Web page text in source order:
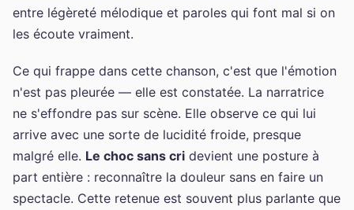
entre légèreté mélodique et paroles qui font mal si on
les écoute vraiment.
Ce qui frappe dans cette chanson, c'est que l'émotion
n'est pas pleurée — elle est constatée. La narratrice
ne s'effondre pas sur scène. Elle observe ce qui lui
arrive avec une sorte de lucidité froide, presque
malgré elle. Le choc sans cri devient une posture à
part entière : reconnaître la douleur sans en faire un
spectacle. Cette retenue est souvent plus parlante que